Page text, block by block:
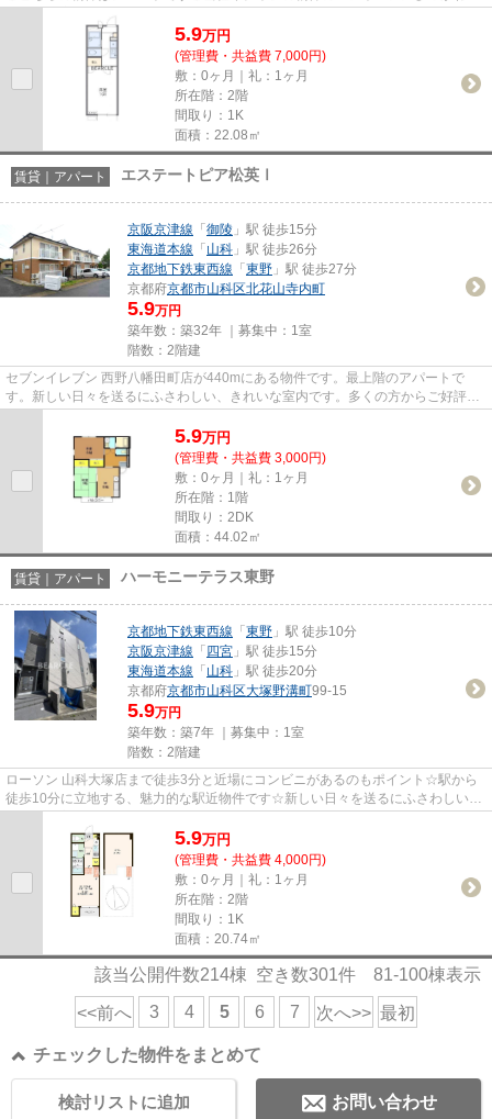
5.9万円
(管理費・共益費 7,000円)
敷：0ヶ月｜礼：1ヶ月
所在階：2階
間取り：1K
面積：22.08㎡
賃貸｜アパート エステートピア松英Ⅰ
京阪京津線 「 御陵 」駅 徒歩15分
東海道本線 「 山科 」駅 徒歩26分
京都地下鉄東西線 「 東野 」駅 徒歩27分
京都府京都市山科区北花山寺内町
5.9万円
築年数：築32年 ｜募集中： 1室
階数：2階建
セブンイレブン 西野八幡田町店が440mにある物件です。最上階のアパートで
す。新しい日々を送るにふさわしい、きれいな室内です。多くの方からご好評頂
5.9万円
(管理費・共益費 3,000円)
敷：0ヶ月｜礼：1ヶ月
所在階：1階
間取り：2DK
面積：44.02㎡
賃貸｜アパート ハーモニーテラス東野
京都地下鉄東西線 「 東野 」駅 徒歩10分
京阪京津線 「 四宮 」駅 徒歩15分
東海道本線 「 山科 」駅 徒歩20分
京都府京都市山科区大塚野溝町99-15
5.9万円
築年数：築7年 ｜募集中： 1室
階数：2階建
ローソン 山科大塚店まで徒歩3分と近場にコンビニがあるのもポイント☆駅から
徒歩10分に立地する、魅力的な駅近物件です☆新しい日々を送るにふさわしい、
5.9万円
(管理費・共益費 4,000円)
敷：0ヶ月｜礼：1ヶ月
所在階：2階
間取り：1K
面積：20.74㎡
該当公開件数214棟 空き数301件 81-100棟表示
<<前へ 3 4 5 6 7 次へ>> 最初
チェックした物件をまとめて
お問い合わせ
検討リストに追加